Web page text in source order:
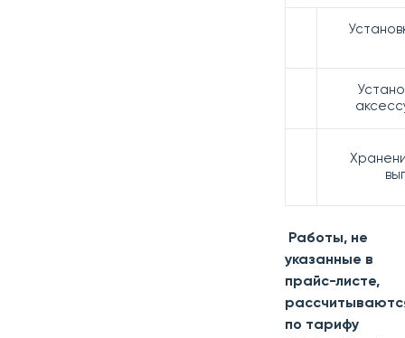
Работы, не
указанные в
прайс-листе,
по тарифу